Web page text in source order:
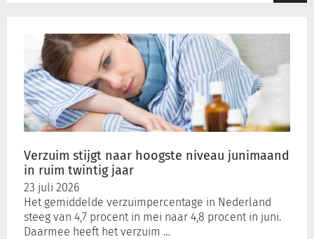
Verzuim stijgt naar hoogste niveau junimaand
in ruim twintig jaar
23 juli 2026
Het gemiddelde verzuimpercentage in Nederland
steeg van 4,7 procent in mei naar 4,8 procent in juni.
Daarmee heeft het verzuim …
stijgt
hoogste
niveau
junimaand
ruim
twintig
jaar